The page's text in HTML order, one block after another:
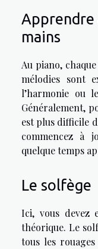
Apprendre
mains
Au piano,
mélodies sont
l’harmonie ou
Généralement,
est plus difficile
commencez à
quelque temps
Le solfège
Ici, vous devez
théorique. Le
tous les